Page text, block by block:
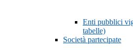
Enti pubblici
tabelle)
Società partecipate